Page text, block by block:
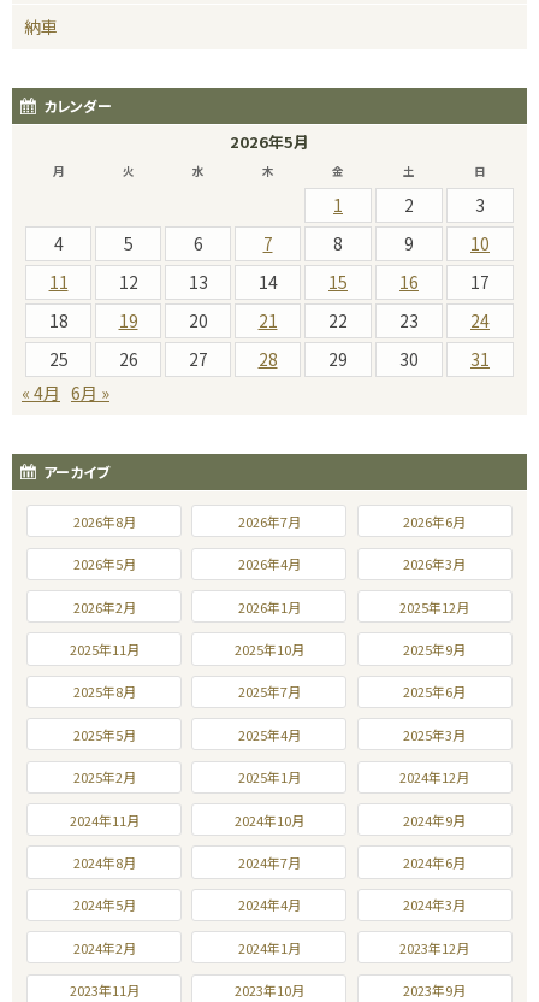
納車
カレンダー
2026年5月
月 火 水 木 金 土 日
1 2
3
4
5 6 7 8 9
10
11
12 13 14 15 16
17
18
19 20 21 22 23
24
25
26 27 28 29 30
31
« 4月 6月 »
アーカイブ
2026年8月 2026年7月 2026年6月
2026年5月 2026年4月 2026年3月
2026年2月 2026年1月 2025年12月
2025年11月 2025年10月 2025年9月
2025年8月 2025年7月 2025年6月
2025年5月 2025年4月 2025年3月
2025年2月 2025年1月 2024年12月
2024年11月 2024年10月 2024年9月
2024年8月 2024年7月 2024年6月
2024年5月 2024年4月 2024年3月
2024年2月 2024年1月 2023年12月
2023年11月 2023年10月 2023年9月